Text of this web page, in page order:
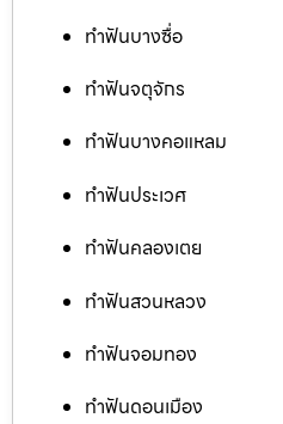
ทำฟันบางซื่อ
ทำฟันจตุจักร
ทำฟันบางคอแหลม
ทำฟันประเวศ
ทำฟันคลองเตย
ทำฟันสวนหลวง
ทำฟันจอมทอง
ทำฟันดอนเมือง